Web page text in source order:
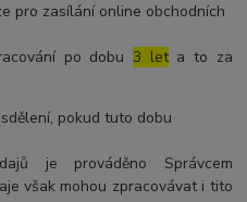
pro zasílání online obchodních
po dobu3 leta to za
pokud tuto dobu
je prováděno Správcem
však mohou zpracovávat i tito